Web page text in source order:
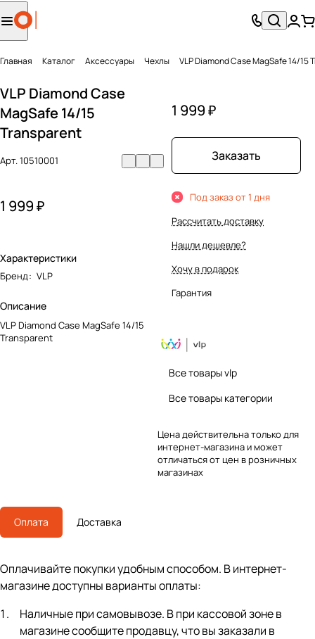
Главная Каталог Аксесcуары Чехлы VLP Diamond Case MagSafe 14/15
VLP Diamond Case
MagSafe 14/15
Transparent
Арт.10510001
1 999 ₽
Характеристики
Бренд: VLP
Описание
VLP Diamond Case MagSafe 14/15
Transparent
1 999 ₽
Заказать
Под заказ от 1 дня
Рассчитать доставку
Нашли дешевле?
Хочу в подарок
Гарантия
Все товары vlp
Все товары категории
Цена действительна только для
интернет-магазина и может
отличаться от цен в розничных
магазинах
Оплата Доставка
Оплачивайте покупки удобным способом. В интернет-
магазине доступны варианты оплаты:
Наличные при самовывозе. В при кассовой зоне в
магазине сообщите продавцу, что вы заказали в